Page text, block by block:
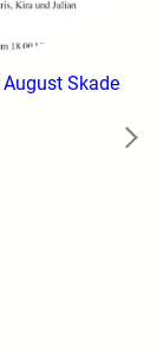
August Skade
→